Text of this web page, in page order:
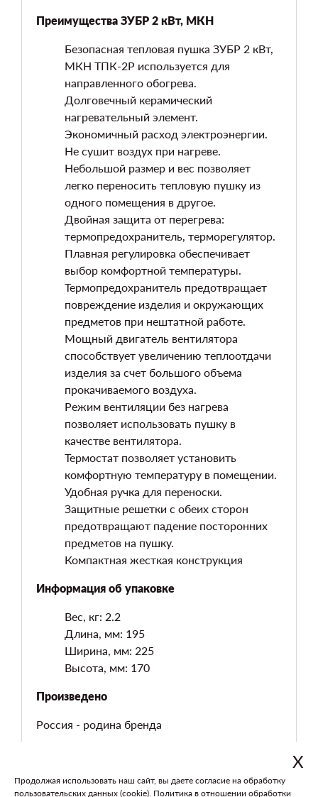
Преимущества ЗУБР 2 кВт, МКН
Безопасная тепловая пушка ЗУБР 2 кВт,
МКН ТПК-2Р используется для
направленного обогрева.
Долговечный керамический
нагревательный элемент.
Экономичный расход электроэнергии.
Не сушит воздух при нагреве.
Небольшой размер и вес позволяет
легко переносить тепловую пушку из
одного помещения в другое.
Двойная защита от перегрева:
термопредохранитель, терморегулятор.
Плавная регулировка обеспечивает
выбор комфортной температуры.
Термопредохранитель предотвращает
повреждение изделия и окружающих
предметов при нештатной работе.
Мощный двигатель вентилятора
способствует увеличению теплоотдачи
изделия за счет большого объема
прокачиваемого воздуха.
Режим вентиляции без нагрева
позволяет использовать пушку в
качестве вентилятора.
Термостат позволяет установить
комфортную температуру в помещении.
Удобная ручка для переноски.
Защитные решетки с обеих сторон
предотвращают падение посторонних
предметов на пушку.
Компактная жесткая конструкция
Информация об упаковке
Вес, кг: 2.2
Длина, мм: 195
Ширина, мм: 225
Высота, мм: 170
Произведено
Россия - родина бренда
Х
Продолжая использовать наш сайт, вы даете согласие на обработку
пользовательских данных (cookie). Политика в отношении обработки